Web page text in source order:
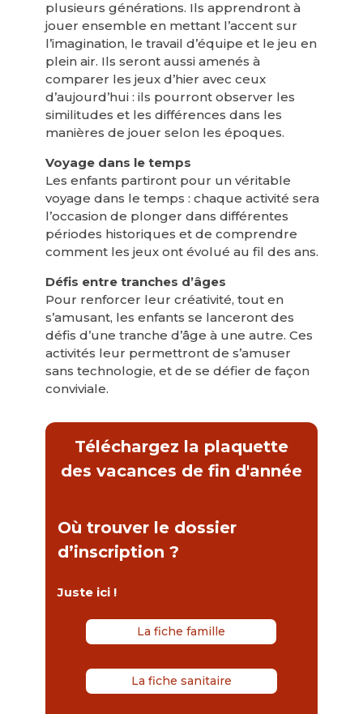
plusieurs générations. Ils apprendront à
jouer ensemble en mettant l’accent sur
l’imagination, le travail d’équipe et le jeu en
plein air. Ils seront aussi amenés à
comparer les jeux d’hier avec ceux
d’aujourd’hui : ils pourront observer les
similitudes et les différences dans les
manières de jouer selon les époques.
Voyage dans le temps
Les enfants partiront pour un véritable
voyage dans le temps : chaque activité sera
l’occasion de plonger dans différentes
périodes historiques et de comprendre
comment les jeux ont évolué au fil des ans.
Défis entre tranches d’âges
Pour renforcer leur créativité, tout en
s’amusant, les enfants se lanceront des
défis d’une tranche d’âge à une autre. Ces
activités leur permettront de s’amuser
sans technologie, et de se défier de façon
conviviale.
Téléchargez la plaquette
des vacances de fin d'année
Où trouver le dossier
d’inscription ?
Juste ici !
La fiche famille
La fiche sanitaire